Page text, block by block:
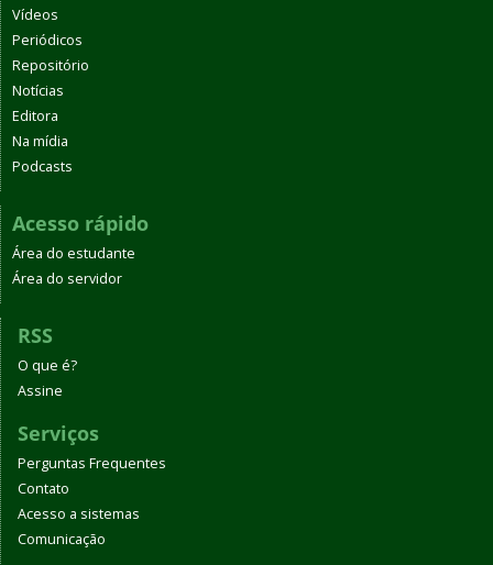
Vídeos
Periódicos
Repositório
Notícias
Editora
Na mídia
Podcasts
Acesso rápido
Área do estudante
Área do servidor
RSS
O que é?
Assine
Serviços
Perguntas Frequentes
Contato
Acesso a sistemas
Comunicação